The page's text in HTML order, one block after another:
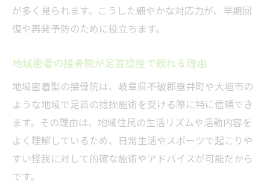
丁寧な説明と相談ができる接骨院の取り組
み
接骨院で教わる足首の捻挫再発防止策
日常でできる足首ケアを接骨院がアドバイ
ス
接骨院の指導でセルフストレッチを習慣化
痛みや腫れを悪化させない生活習慣のポイ
ント
が多く見られます。こうした細やかな対応力が、早期回
復や再発予防のために役立ちます。
地域密着の接骨院が足首捻挫で頼れる理由
地域密着型の接骨院は、岐阜県不破郡垂井町や大垣市の
ような地域で足首の捻挫施術を受ける際に特に信頼でき
ます。その理由は、地域住民の生活リズムや活動内容を
よく理解しているため、日常生活やスポーツで起こりや
すい怪我に対して的確な施術やアドバイスが可能だから
です。